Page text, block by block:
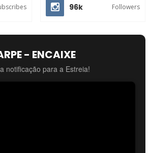
96k Followers
- ENCAIXE
notificação para a Estreia!